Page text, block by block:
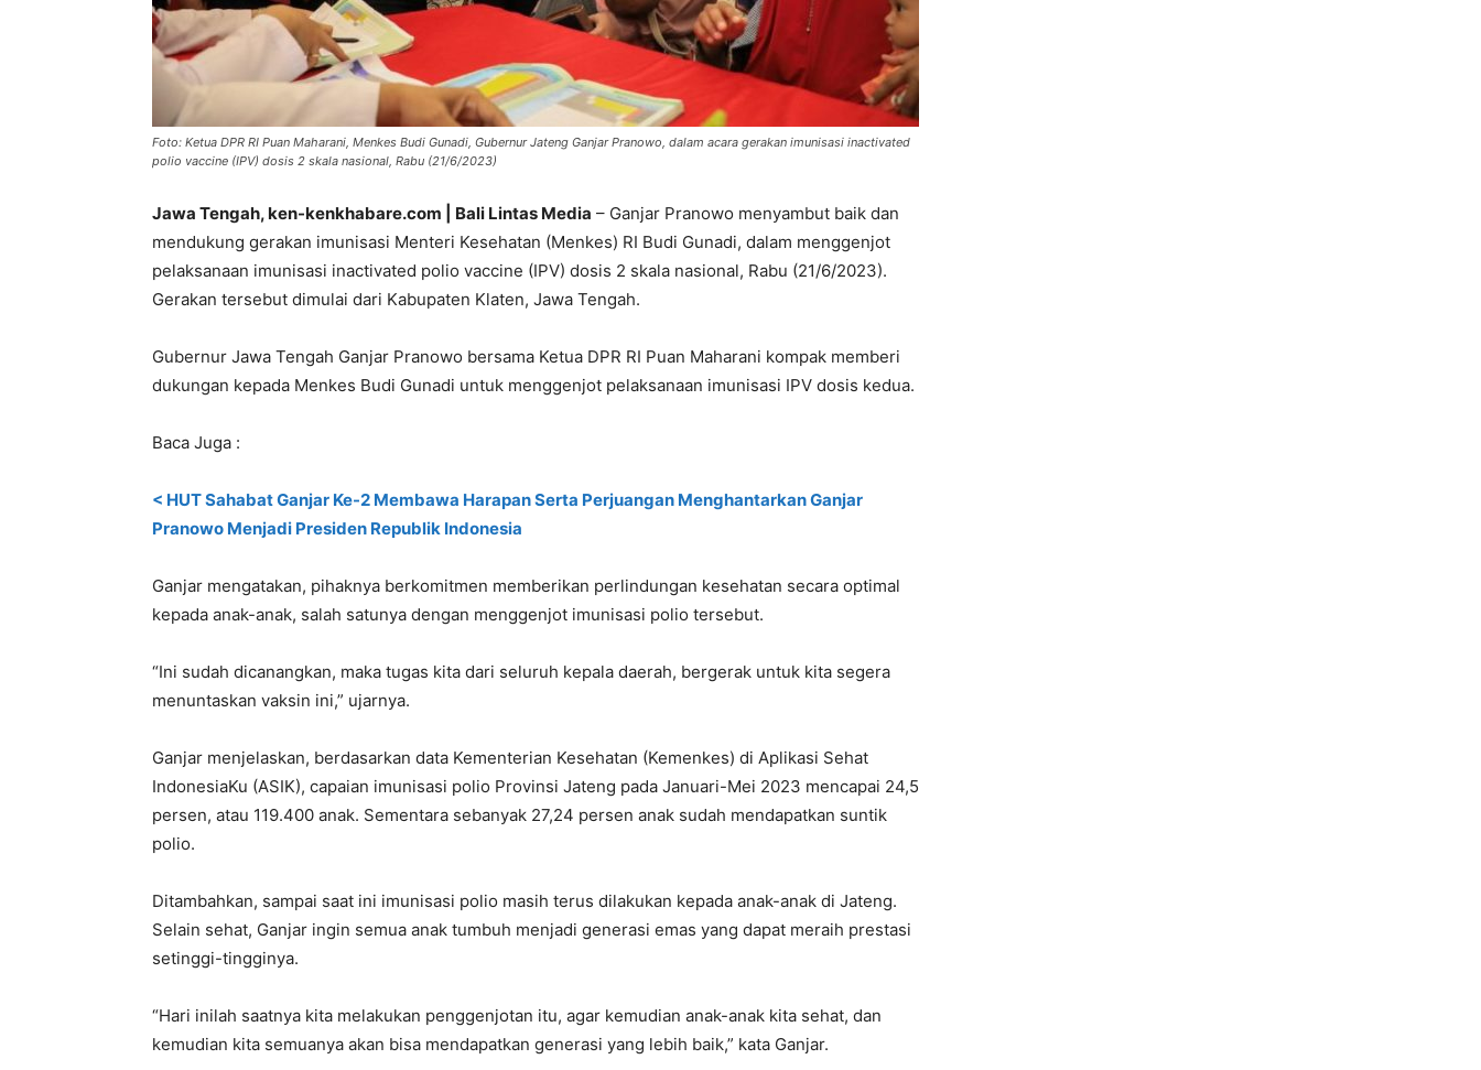
Foto: Ketua DPR RI Puan Maharani, Menkes Budi Gunadi, Gubernur Jateng Ganjar Pranowo, dalam acara gerakan imunisasi inactivated
polio vaccine (IPV) dosis 2 skala nasional, Rabu (21/6/2023)
Jawa Tengah, ken-kenkhabare.com | Bali Lintas Media – Ganjar Pranowo menyambut baik dan
mendukung gerakan imunisasi Menteri Kesehatan (Menkes) RI Budi Gunadi, dalam menggenjot
pelaksanaan imunisasi inactivated polio vaccine (IPV) dosis 2 skala nasional, Rabu (21/6/2023).
Gerakan tersebut dimulai dari Kabupaten Klaten, Jawa Tengah.
Gubernur Jawa Tengah Ganjar Pranowo bersama Ketua DPR RI Puan Maharani kompak memberi
dukungan kepada Menkes Budi Gunadi untuk menggenjot pelaksanaan imunisasi IPV dosis kedua.
Baca Juga :
< HUT Sahabat Ganjar Ke-2 Membawa Harapan Serta Perjuangan Menghantarkan Ganjar
Pranowo Menjadi Presiden Republik Indonesia
Ganjar mengatakan, pihaknya berkomitmen memberikan perlindungan kesehatan secara optimal
kepada anak-anak, salah satunya dengan menggenjot imunisasi polio tersebut.
“Ini sudah dicanangkan, maka tugas kita dari seluruh kepala daerah, bergerak untuk kita segera
menuntaskan vaksin ini,” ujarnya.
Ganjar menjelaskan, berdasarkan data Kementerian Kesehatan (Kemenkes) di Aplikasi Sehat
IndonesiaKu (ASIK), capaian imunisasi polio Provinsi Jateng pada Januari-Mei 2023 mencapai 24,5
persen, atau 119.400 anak. Sementara sebanyak 27,24 persen anak sudah mendapatkan suntik
polio.
Ditambahkan, sampai saat ini imunisasi polio masih terus dilakukan kepada anak-anak di Jateng.
Selain sehat, Ganjar ingin semua anak tumbuh menjadi generasi emas yang dapat meraih prestasi
setinggi-tingginya.
“Hari inilah saatnya kita melakukan penggenjotan itu, agar kemudian anak-anak kita sehat, dan
kemudian kita semuanya akan bisa mendapatkan generasi yang lebih baik,” kata Ganjar.